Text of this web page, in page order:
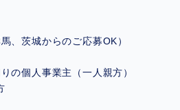
、茨城からのご応募OK）
の個人事業主（一人親方）